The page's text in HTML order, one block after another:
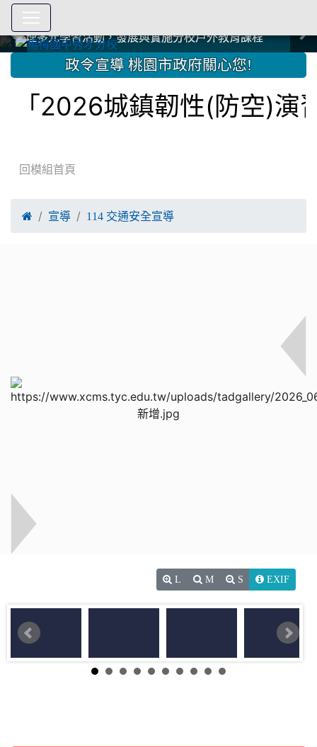
中國信託商業銀行 2023.04.22 愛傳球計畫
中國信託商業銀行 2023.04.22 愛傳球計畫
辦理多元學習活動，發展與實施分校戶外教育課程
辦理多元學習活動，發展與實施分校戶外教育課程
爭取社會資源，傳愛與溫暖：2024.3.19 桃園市家長會與桃
園女子美容商業童也工會義剪活動
爭取社會資源，傳愛與溫暖：2024.3.19 桃園市家長會與桃
園女子美容商業童也工會義剪活動
112學年度畢業學生與師長合照
112學年度畢業學生與師長合照
辦理多元學習活動，發展與實施分校戶外教育課程
辦理多元學習活動，發展與實施分校戶外教育課程
爭取社會資源，傳愛與溫暖：110.12.22 國際獅子會與本校
師生歲末感恩活動
爭取社會資源，傳愛與溫暖：110.12.22 國際獅子會與本校
師生歲末感恩活動
爭取社會資源，傳愛與溫暖：110.12.22 國際獅子會贈送本
校學生耶誕禮物
爭取社會資源，傳愛與溫暖：110.12.22 國際獅子會贈送本
校學生耶誕禮物
112.9.27參觀客家博覽會
112.9.27參觀客家博覽會
2023.12.27 國際獅子會贈送本校學生耶誕禮物
2023.12.27 國際獅子會贈送本校學生耶誕禮物
2023.12.27 國際獅子會贊助本校學生獎助學金
2023.12.27 國際獅子會贊助本校學生獎助學金
2023.12.27 聖誕感恩歌謠競賽；本校師生與國際獅子會獅
兄、師姐同樂
2023.12.27 聖誕感恩歌謠競賽；本校師生與國際獅子會獅
兄、師姐同樂
建置優質學習空間；合作互惠，建立良善公共關係
建置優質學習空間；合作互惠，建立良善公共關係
::: 政令宣導 桃園市政府關心您!
城鎮韌性(防空)演習」
回模組首頁
 宣導 114 交通安全宣導
L M S EXIF